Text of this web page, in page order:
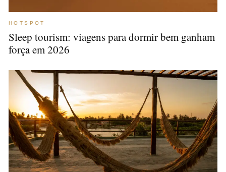
HOTSPOT
Sleep tourism: viagens para dormir bem ganham
força em 2026